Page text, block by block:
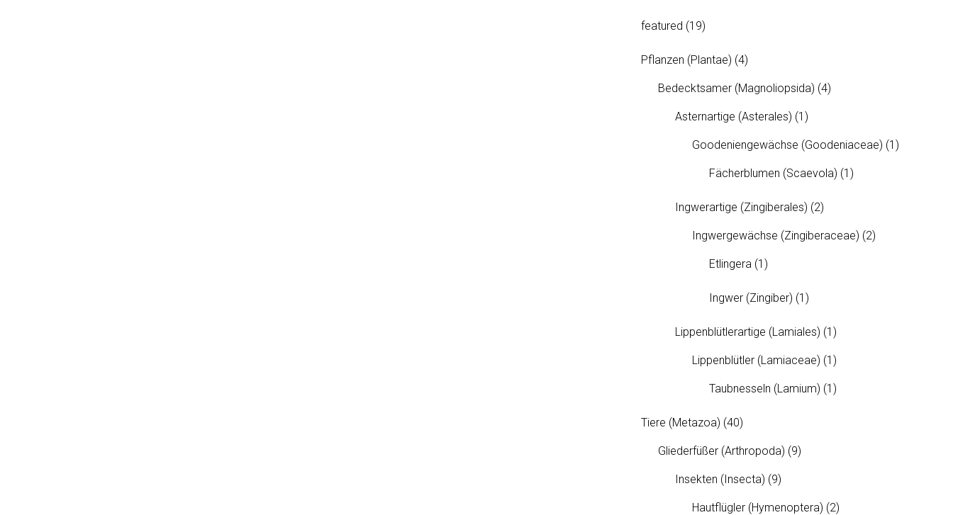
featured (19)
Pflanzen (Plantae) (4)
Bedecktsamer (Magnoliopsida) (4)
Asternartige (Asterales) (1)
Goodeniengewächse (Goodeniaceae) (1)
Fächerblumen (Scaevola) (1)
Ingwerartige (Zingiberales) (2)
Ingwergewächse (Zingiberaceae) (2)
Etlingera (1)
Ingwer (Zingiber) (1)
Lippenblütlerartige (Lamiales) (1)
Lippenblütler (Lamiaceae) (1)
Taubnesseln (Lamium) (1)
Tiere (Metazoa) (40)
Gliederfüßer (Arthropoda) (9)
Insekten (Insecta) (9)
Hautflügler (Hymenoptera) (2)